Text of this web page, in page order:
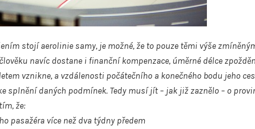
stojí aerolinie samy, je možné, že to pouze těmi výše
navíc dostane i finanční kompenzace, úměrné délce
vznikne, a vzdálenosti počátečního a konečného bodu jeho
splnění daných podmínek. Tedy musí jít – jak již zaznělo – o
že:
pasažéra více než dva týdny předem